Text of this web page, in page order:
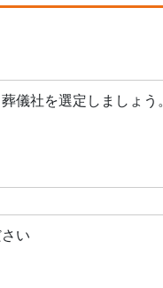
儀社を選定しましょう。
い